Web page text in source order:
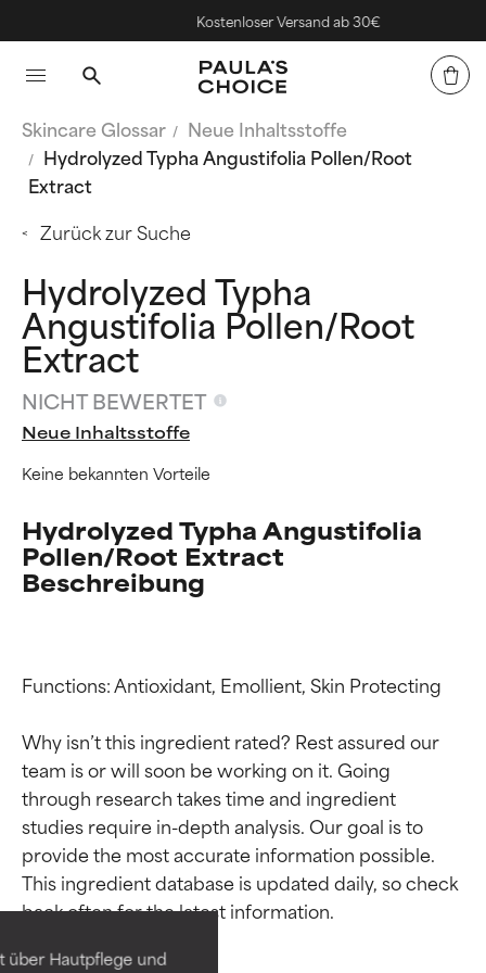
über Hautpflege und
Kostenloser Versand ab 30€
Skincare Glossar
Neue Inhaltsstoffe
Hydrolyzed Typha Angustifolia Pollen/Root
Extract
Zurück zur Suche
Hydrolyzed Typha
Angustifolia Pollen/Root
Extract
NICHT BEWERTET
Neue Inhaltsstoffe
Keine bekannten Vorteile
Hydrolyzed Typha Angustifolia
Pollen/Root Extract
Beschreibung
Functions: Antioxidant, Emollient, Skin Protecting
Why isn’t this ingredient rated? Rest assured our
team is or will soon be working on it. Going
through research takes time and ingredient
studies require in-depth analysis. Our goal is to
provide the most accurate information possible.
This ingredient database is updated daily, so check
Bewertung der
Inhaltsstoffe
Bewertung der
Inhaltsstoffe